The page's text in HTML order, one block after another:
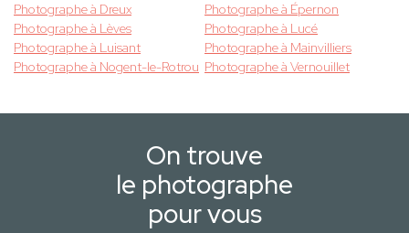
Photographe à Dreux
Photographe à Épernon
Photographe à Lèves
Photographe à Lucé
Photographe à Luisant
Photographe à Mainvilliers
Photographe à Nogent-le-Rotrou Photographe à Vernouillet
On trouve
le photographe
pour vous